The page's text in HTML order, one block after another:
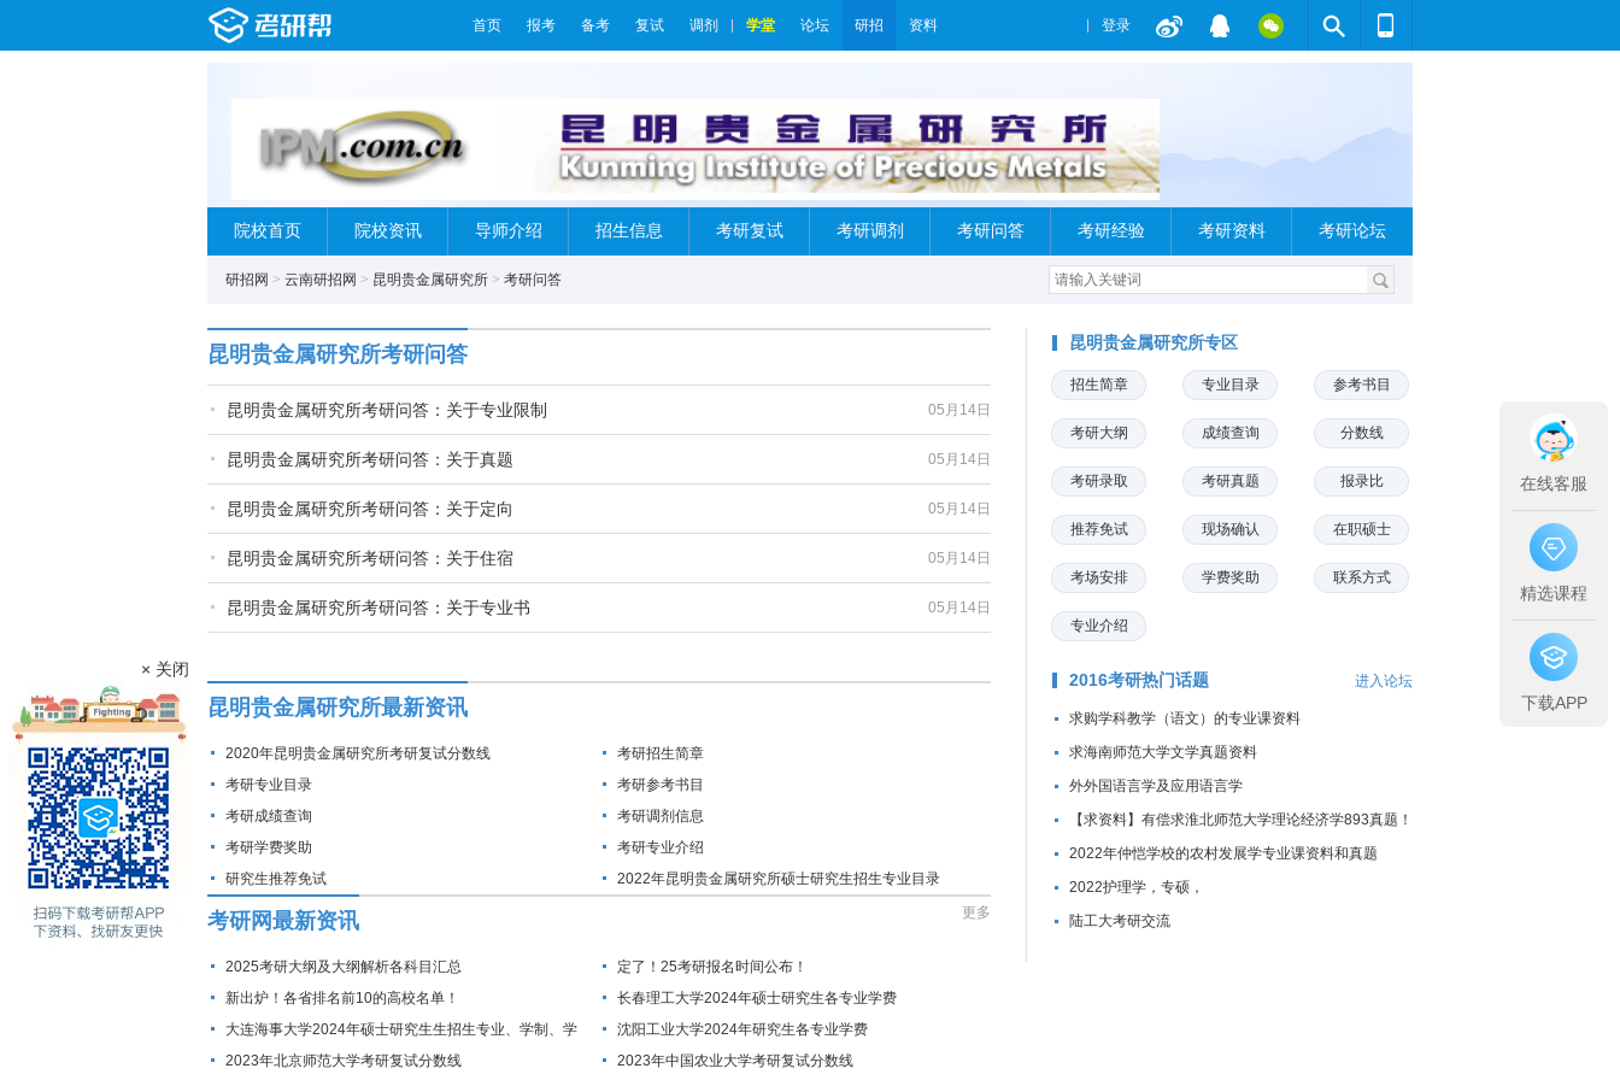
首页 报考 备考 复试 调剂 学堂 论坛 研招 资料 登录
院校首页 院校资讯 导师介绍 招生信息 考研复试 考研调剂 考研问答 考研经验 考研资料 考研论坛
研招网 > 云南研招网 > 昆明贵金属研究所 > 考研问答
昆明贵金属研究所考研问答
05月14日
昆明贵金属研究所考研问答：关于专业限制
05月14日
昆明贵金属研究所考研问答：关于真题
05月14日
昆明贵金属研究所考研问答：关于定向
05月14日
昆明贵金属研究所考研问答：关于住宿
05月14日
昆明贵金属研究所考研问答：关于专业书
昆明贵金属研究所最新资讯
2020年昆明贵金属研究所考研复试分数线
考研招生简章
考研专业目录
考研参考书目
考研成绩查询
考研调剂信息
考研学费奖助
考研专业介绍
研究生推荐免试
2022年昆明贵金属研究所硕士研究生招生专业目录
考研网最新资讯 更多
2025考研大纲及大纲解析各科目汇总
定了！25考研报名时间公布！
新出炉！各省排名前10的高校名单！
长春理工大学2024年硕士研究生各专业学费
大连海事大学2024年硕士研究生生招生专业、学制、学
费标准及拟招生人数
沈阳工业大学2024年研究生各专业学费
2023年北京师范大学考研复试分数线
2023年中国农业大学考研复试分数线
昆明贵金属研究所专区
招生简章 专业目录 参考书目
考研大纲 成绩查询 分数线
考研录取 考研真题 报录比
推荐免试 现场确认 在职硕士
考场安排 学费奖助 联系方式
专业介绍
2016考研热门话题 进入论坛
求购学科教学（语文）的专业课资料
求海南师范大学文学真题资料
外外国语言学及应用语言学
【求资料】有偿求淮北师范大学理论经济学893真题！
2022年仲恺学校的农村发展学专业课资料和真题
2022护理学，专硕，
陆工大考研交流
× 关闭
在线客服
精选课程
下载APP